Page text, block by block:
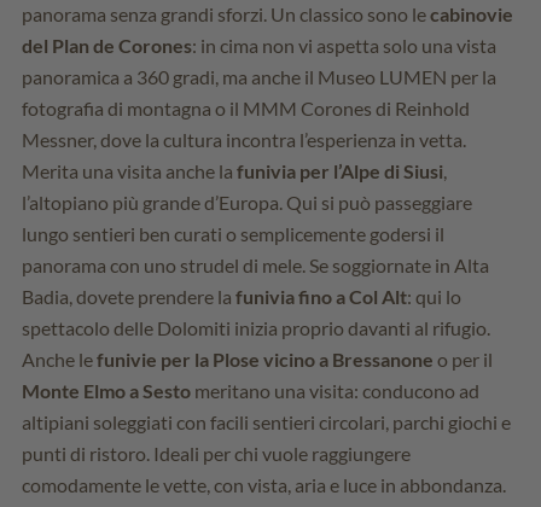
panorama senza grandi sforzi. Un classico sono lecabinovie
del Plan de Corones: in cima non vi aspetta solo una vista
panoramica a 360 gradi, ma anche il Museo LUMEN per la
fotografia di montagna o il MMM Corones di Reinhold
Messner, dove la cultura incontra l’esperienza in vetta.
Merita una visita anche la funivia per l’Alpe di Siusi
l’altopiano più grande d’Europa. Qui si può passeggiare
lungo sentieri ben curati o semplicemente godersi il
panorama con uno strudel di mele. Se soggiornate in Alta
Badia, dovete prendere la funivia fino a Col Alt: qui lo
spettacolo delle Dolomiti inizia proprio davanti al rifugio.
Anche lefunivie per la Plose vicino a Bressanone o per il
Monte Elmo a Sesto meritano una visita: conducono ad
altipiani soleggiati con facili sentieri circolari, parchi giochi e
punti di ristoro. Ideali per chi vuole raggiungere
comodamente le vette, con vista, aria e luce in abbondanza.